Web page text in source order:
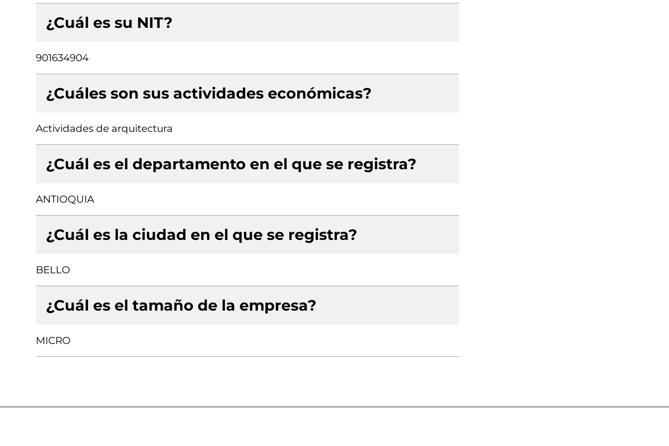
¿Cuál es su NIT?
901634904
¿Cuáles son sus actividades económicas?
Actividades de arquitectura
¿Cuál es el departamento en el que se registra?
ANTIOQUIA
¿Cuál es la ciudad en el que se registra?
BELLO
¿Cuál es el tamaño de la empresa?
MICRO